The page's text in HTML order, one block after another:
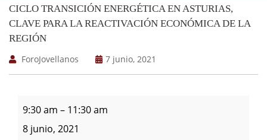
CICLO TRANSICIÓN ENERGÉTICA EN ASTURIAS,
CLAVE PARA LA REACTIVACIÓN ECONÓMICA DE LA
REGIÓN
ForoJovellanos
7 junio, 2021
9:30 am – 11:30 am
8 junio, 2021